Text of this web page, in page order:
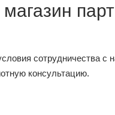
сотрудничества с
консультацию.